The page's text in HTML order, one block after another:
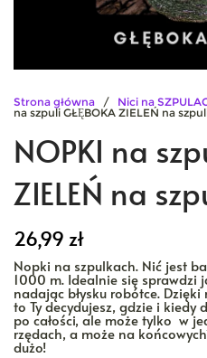
Strona główna / Nici na
na szpuli GŁĘBOKA ZIELEŃ na
NOPKI na
ZIELEŃ na
26,99 zł
Nopki na szpulkach. Nić jest
1000 m. Idealnie się sprawdzi
nadając błysku robótce.
to Ty decydujesz, gdzie i kiedy
po całości, ale może tylko w
rzędach, a może na
dużo!